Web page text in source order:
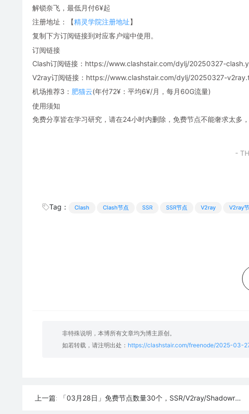
解锁奈飞，最低月付6¥起
注册地址：【精灵学院注册地址】
复制下方订阅链接到对应客户端中使用。
订阅链接
Clash订阅链接：https://www.clashstair.com/dylj/20250327-
V2ray订阅链接：https://www.clashstair.com/dylj/20250327-
机场推荐3： 肥猫云(年付72¥：平均6¥/月，每月60G流量)
使用须知
免费分享皆在学习研究，请在24小时内删除，免费节点不能奢求太多
-
Tag： Clash Clash节点 SSR SSR节点 V2ray V2ray
非特殊说明，本博所有文章均为博主原创。
如若转载，请注明出处： https://clashstair.com/freenode/2025-03-
上一篇: 「03月28日」免费节点数量30个，SSR/V2ray/Shadowrocket/Clash订阅链接